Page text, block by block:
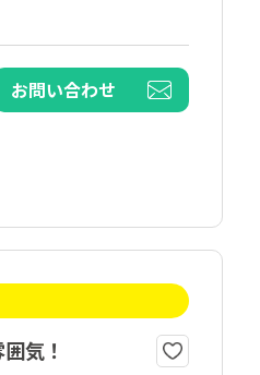
お問い合わせ
気！